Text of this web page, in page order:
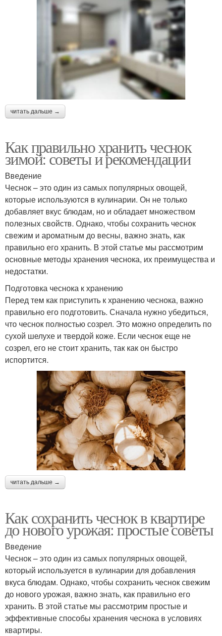
читать дальше →
Как правильно хранить чеснок
зимой: советы и рекомендации
Введение
Чеснок – это один из самых популярных овощей,
которые используются в кулинарии. Он не только
добавляет вкус блюдам, но и обладает множеством
полезных свойств. Однако, чтобы сохранить чеснок
свежим и ароматным до весны, важно знать, как
правильно его хранить. В этой статье мы рассмотрим
основные методы хранения чеснока, их преимущества и
недостатки.
Подготовка чеснока к хранению
Перед тем как приступить к хранению чеснока, важно
правильно его подготовить. Сначала нужно убедиться,
что чеснок полностью созрел. Это можно определить по
сухой шелухе и твердой коже. Если чеснок еще не
созрел, его не стоит хранить, так как он быстро
испортится.
читать дальше →
Как сохранить чеснок в квартире
до нового урожая: простые советы
Введение
Чеснок – это один из самых популярных овощей,
который используется в кулинарии для добавления
вкуса блюдам. Однако, чтобы сохранить чеснок свежим
до нового урожая, важно знать, как правильно его
хранить. В этой статье мы рассмотрим простые и
эффективные способы хранения чеснока в условиях
квартиры.